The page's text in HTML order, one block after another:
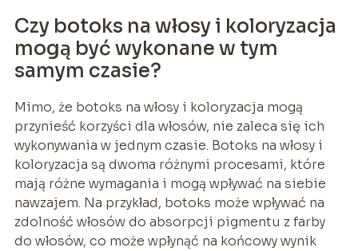
Czy botoks na włosy i koloryzacja
mogą być wykonane w tym
samym czasie?
Mimo, że botoks na włosy i koloryzacja mogą
przynieść korzyści dla włosów, nie zaleca się ich
wykonywania w jednym czasie. Botoks na włosy i
koloryzacja są dwoma różnymi procesami, które
mają różne wymagania i mogą wpływać na siebie
nawzajem. Na przykład, botoks może wpływać na
zdolność włosów do absorpcji pigmentu z farby
do włosów, co może wpłynąć na końcowy wynik